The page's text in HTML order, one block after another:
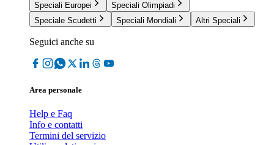
Speciali Europei
Speciali Olimpiadi
Speciale Scudetti
Speciali Mondiali Altri Speciali
Seguici anche su
Area personale
Help e Faq
Info e contatti
Termini del servizio